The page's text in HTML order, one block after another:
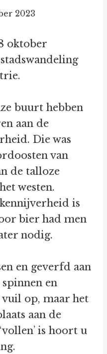
2023
oktober
buurt hebben
aan de
Die was
van
de talloze
westen.
is
bier had men
nodig.
en geverfd aan
en
vuil op, maar het
aan de
is hoort u